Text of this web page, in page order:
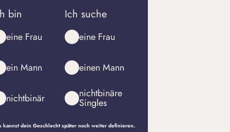
bin
eine Frau
ein Mann
nichtbinär
Ich suche
eine Frau
einen Mann
nichtbinäre
Singles
kannst dein Geschlecht später noch weiter definieren.